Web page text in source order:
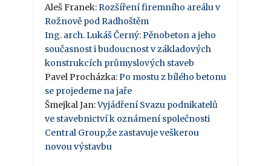
Aleš Franek:Rozšíření firemního areálu v
Rožnově pod Radhoštěm
Ing. arch. Lukáš Černý:Pěnobeton a jeho
současnost i budoucnost v základových
konstrukcích průmyslových staveb
Pavel Procházka:Po mostu z bílého betonu
se projedeme na jaře
Šmejkal Jan:Vyjádření Svazu podnikatelů
ve stavebnictví k oznámení společnosti
Central Group,že zastavuje veškerou
novou výstavbu